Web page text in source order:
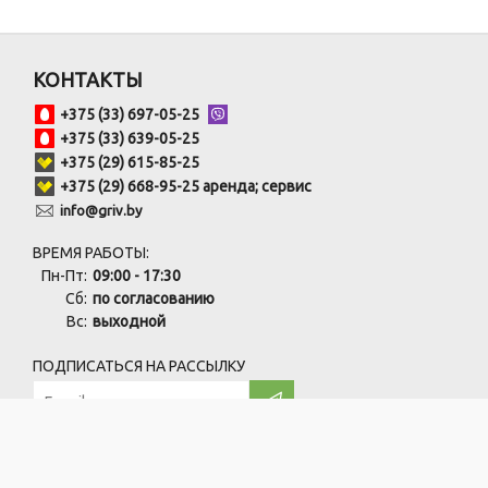
КОНТАКТЫ
+375 (33) 697-05-25
+375 (33) 639-05-25
+375 (29) 615-85-25
+375 (29) 668-95-25 аренда; сервис
info@griv.by
ВРЕМЯ РАБОТЫ:
Пн-Пт: 09:00 - 17:30
Сб: по согласованию
Вс: выходной
ПОДПИСАТЬСЯ НА РАССЫЛКУ